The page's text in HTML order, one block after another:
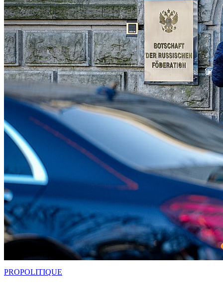
PROPOLITIQUE